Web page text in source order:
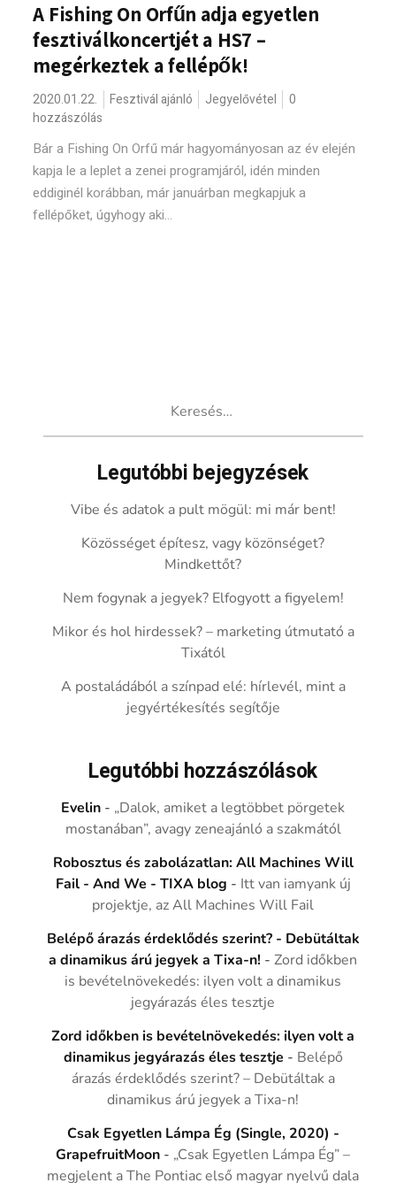
A Fishing On Orfűn adja egyetlen
fesztiválkoncertjét a HS7 –
megérkeztek a fellépők!
2020.01.22. Fesztivál ajánló Jegyelővétel
0
hozzászólás
Bár a Fishing On Orfű már hagyományosan az év elején
kapja le a leplet a zenei programjáról, idén minden
eddiginél korábban, már januárban megkapjuk a
fellépőket, úgyhogy aki...
Legutóbbi bejegyzések
Vibe és adatok a pult mögül: mi már bent!
Közösséget építesz, vagy közönséget?
Mindkettőt?
Nem fogynak a jegyek? Elfogyott a figyelem!
Mikor és hol hirdessek? – marketing útmutató a
Tixától
A postaládából a színpad elé: hírlevél, mint a
jegyértékesítés segítője
Legutóbbi hozzászólások
Evelin - „Dalok, amiket a legtöbbet pörgetek
mostanában”, avagy zeneajánló a szakmától
Robosztus és zabolázatlan: All Machines Will
Fail - And We - TIXA blog - Itt van iamyank új
projektje, az All Machines Will Fail
Belépő árazás érdeklődés szerint? - Debütáltak
a dinamikus árú jegyek a Tixa-n! -Zord időkben
is bevételnövekedés: ilyen volt a dinamikus
jegyárazás éles tesztje
Zord időkben is bevételnövekedés: ilyen volt a
dinamikus jegyárazás éles tesztje - Belépő
árazás érdeklődés szerint? – Debütáltak a
dinamikus árú jegyek a Tixa-n!
Csak Egyetlen Lámpa Ég (Single, 2020) -
GrapefruitMoon - „Csak Egyetlen Lámpa Ég” –
megjelent a The Pontiac első magyar nyelvű dala